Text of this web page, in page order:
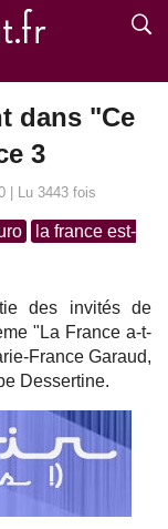
dans "Ce
3
| Lu 3443 fois
la france est-
des invités de
"La France a-t-
France Garaud,
Dessertine.